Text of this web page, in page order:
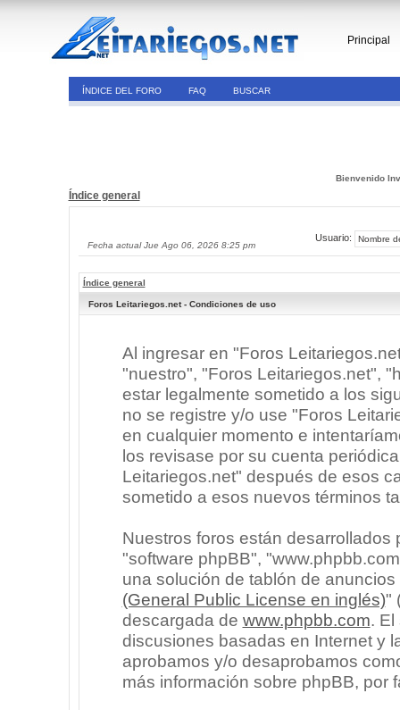
Principal
ÍNDICE DEL FORO FAQ BUSCAR
Bienvenido
Índice general
Fecha actual Jue Ago 06, 2026 8:25 pm
Usuario:
Índice general
Foros Leitariegos.net - Condiciones de uso
Al ingresar en "Foros
"nuestro", "Foros Leitariegos.net",
estar legalmente sometido a los
no se registre y/o use "Foros
en cualquier momento e
los revisase por su cuenta
Leitariegos.net" después de esos
sometido a esos nuevos términos
Nuestros foros están
"software phpBB",
una solución de tablón de
(General Public License en inglés)"
descargada de www.phpbb.com. El
discusiones basadas en Internet y
aprobamos y/o desaprobamos
más información sobre phpBB, por